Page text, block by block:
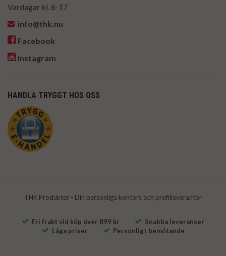
Vardagar kl. 8-17
info@thk.nu
Facebook
Instagram
HANDLA TRYGGT HOS OSS
THK Produkter - Din personliga kontors och profilleverantör
Fri frakt vid köp över 899 kr
Snabba leveranser
Låga priser
Personligt bemötande